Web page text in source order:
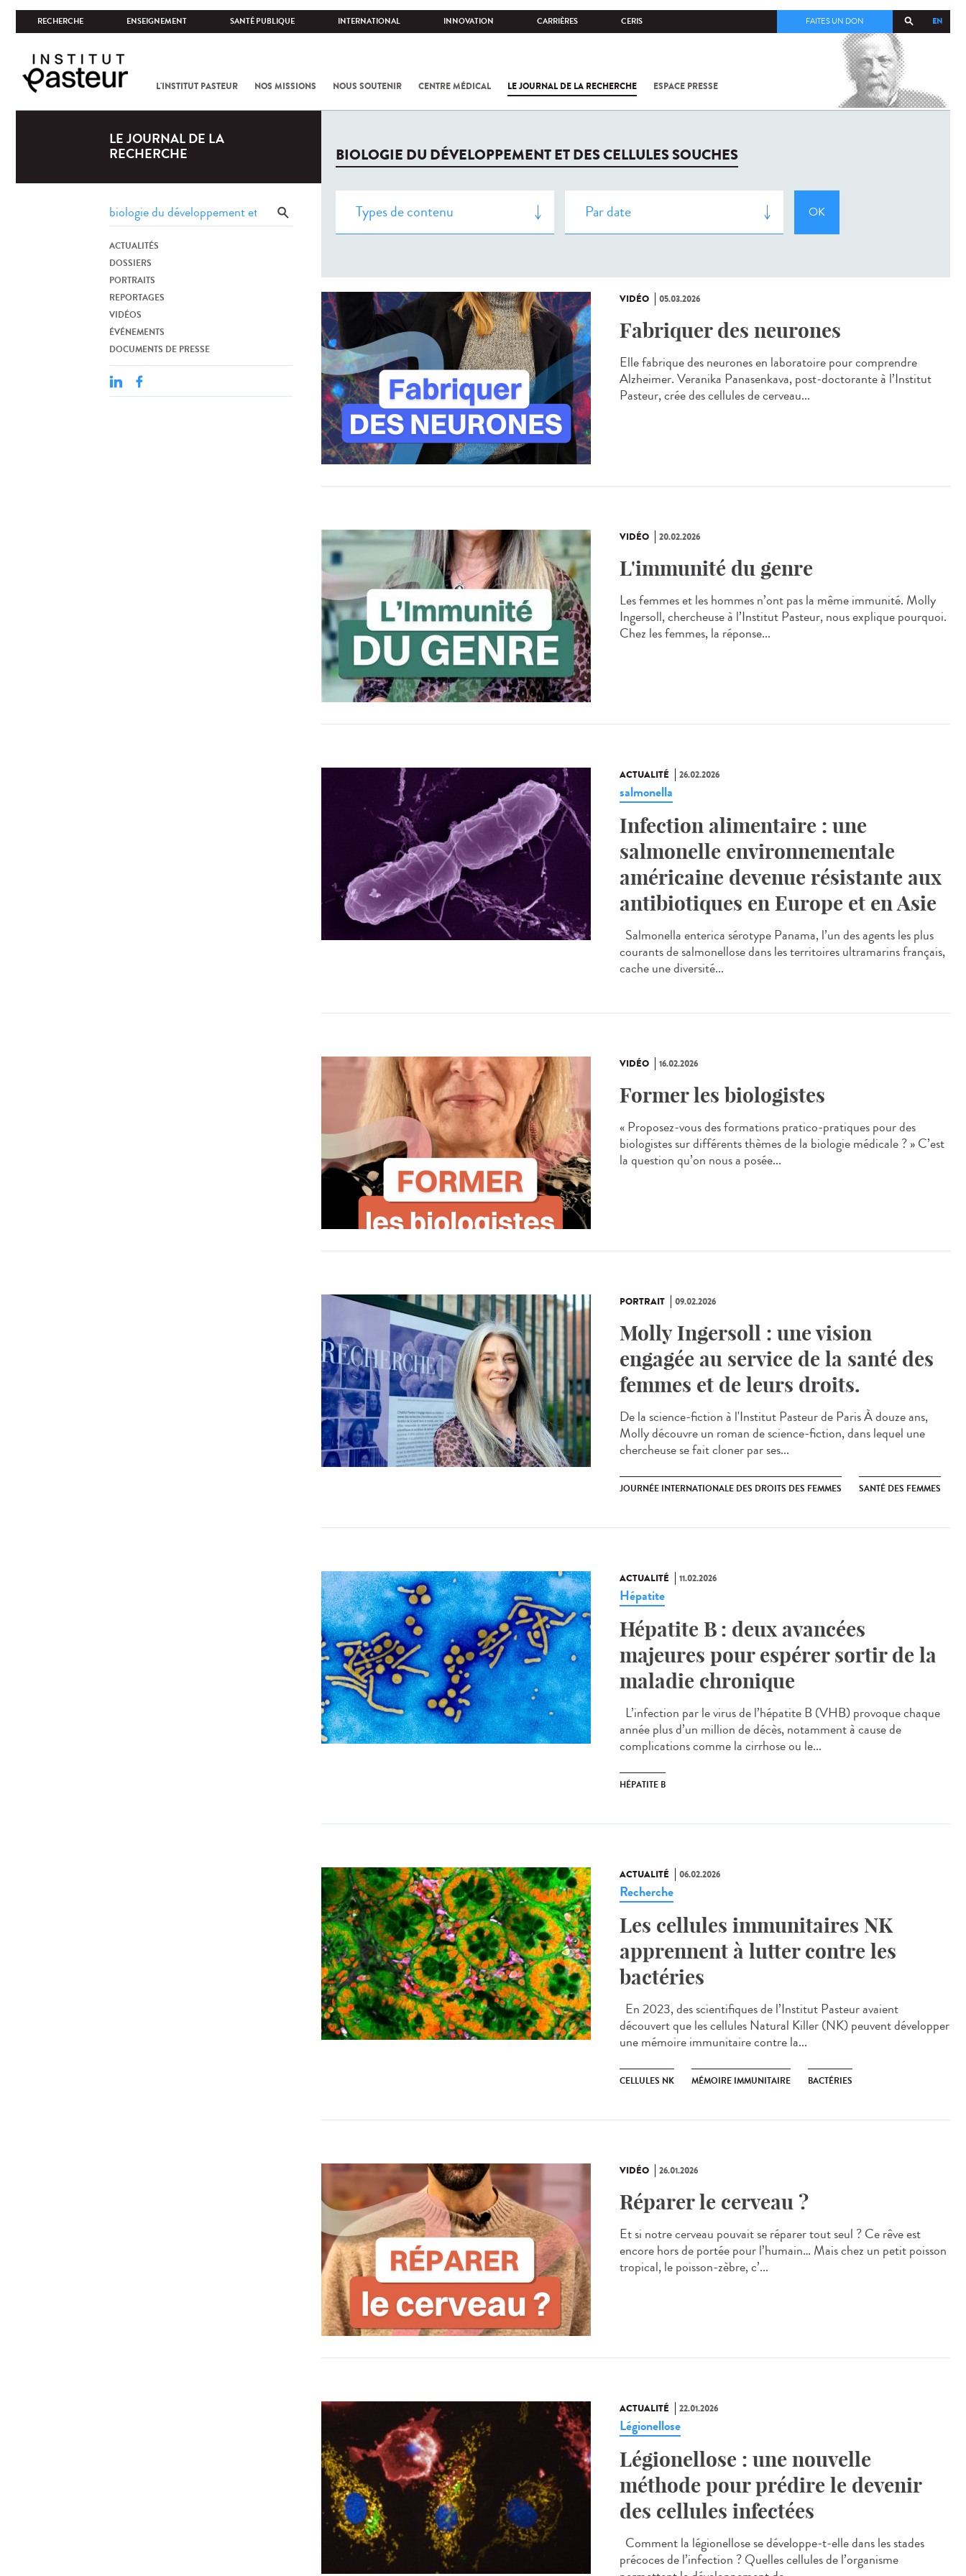
RECHERCHE ENSEIGNEMENT SANTÉ PUBLIQUE INTERNATIONAL INNOVATION CARRIÈRES CERIS EN
FAITES UN DON
L'INSTITUT PASTEUR NOS MISSIONS NOUS SOUTENIR CENTRE MÉDICAL LE JOURNAL DE LA RECHERCHE ESPACE PRESSE
COV-2 /
L'INSTITUT
PASTEUR
LE JOURNAL DE LA
RECHERCHE
ACTUALITÉS
DOSSIERS
PORTRAITS
REPORTAGES
VIDÉOS
ÉVÉNEMENTS
DOCUMENTS DE PRESSE
BIOLOGIE DU DÉVELOPPEMENT ET DES CELLULES SOUCHES
VIDÉO 05.03.2026
Fabriquer des neurones
Elle fabrique des neurones en laboratoire pour comprendre
Alzheimer. Veranika Panasenkava, post-doctorante à l’Institut
Pasteur, crée des cellules de cerveau...
VIDÉO 20.02.2026
L'immunité du genre
Les femmes et les hommes n’ont pas la même immunité. Molly
Ingersoll, chercheuse à l’Institut Pasteur, nous explique pourquoi.
Chez les femmes, la réponse...
ACTUALITÉ 26.02.2026
salmonella
Infection alimentaire : une
salmonelle environnementale
américaine devenue résistante aux
antibiotiques en Europe et en Asie
Salmonella enterica sérotype Panama, l’un des agents les plus
courants de salmonellose dans les territoires ultramarins français,
cache une diversité...
VIDÉO 16.02.2026
Former les biologistes
« Proposez‑vous des formations pratico‑pratiques pour des
biologistes sur différents thèmes de la biologie médicale ? » C’est
la question qu’on nous a posée...
PORTRAIT 09.02.2026
Molly Ingersoll : une vision
engagée au service de la santé des
femmes et de leurs droits.
De la science-fiction à l'Institut Pasteur de Paris À douze ans,
Molly découvre un roman de science-fiction, dans lequel une
chercheuse se fait cloner par ses...
JOURNÉE INTERNATIONALE DES DROITS DES FEMMES SANTÉ DES FEMMES
ACTUALITÉ 11.02.2026
Hépatite
Hépatite B : deux avancées
majeures pour espérer sortir de la
maladie chronique
L’infection par le virus de l’hépatite B (VHB) provoque chaque
année plus d’un million de décès, notamment à cause de
complications comme la cirrhose ou le...
HÉPATITE B
ACTUALITÉ 06.02.2026
Recherche
Les cellules immunitaires NK
apprennent à lutter contre les
bactéries
En 2023, des scientifiques de l’Institut Pasteur avaient
découvert que les cellules Natural Killer (NK) peuvent développer
une mémoire immunitaire contre la...
CELLULES NK MÉMOIRE IMMUNITAIRE BACTÉRIES
VIDÉO 26.01.2026
Réparer le cerveau ?
Et si notre cerveau pouvait se réparer tout seul ? Ce rêve est
encore hors de portée pour l’humain… Mais chez un petit poisson
tropical, le poisson‑zèbre, c’...
ACTUALITÉ 22.01.2026
Légionellose
Légionellose : une nouvelle
méthode pour prédire le devenir
des cellules infectées
Comment la légionellose se développe-t-elle dans les stades
précoces de l’infection ? Quelles cellules de l’organisme